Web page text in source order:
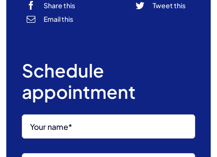
Share this
Tweet this
Email this
Schedule
appointment